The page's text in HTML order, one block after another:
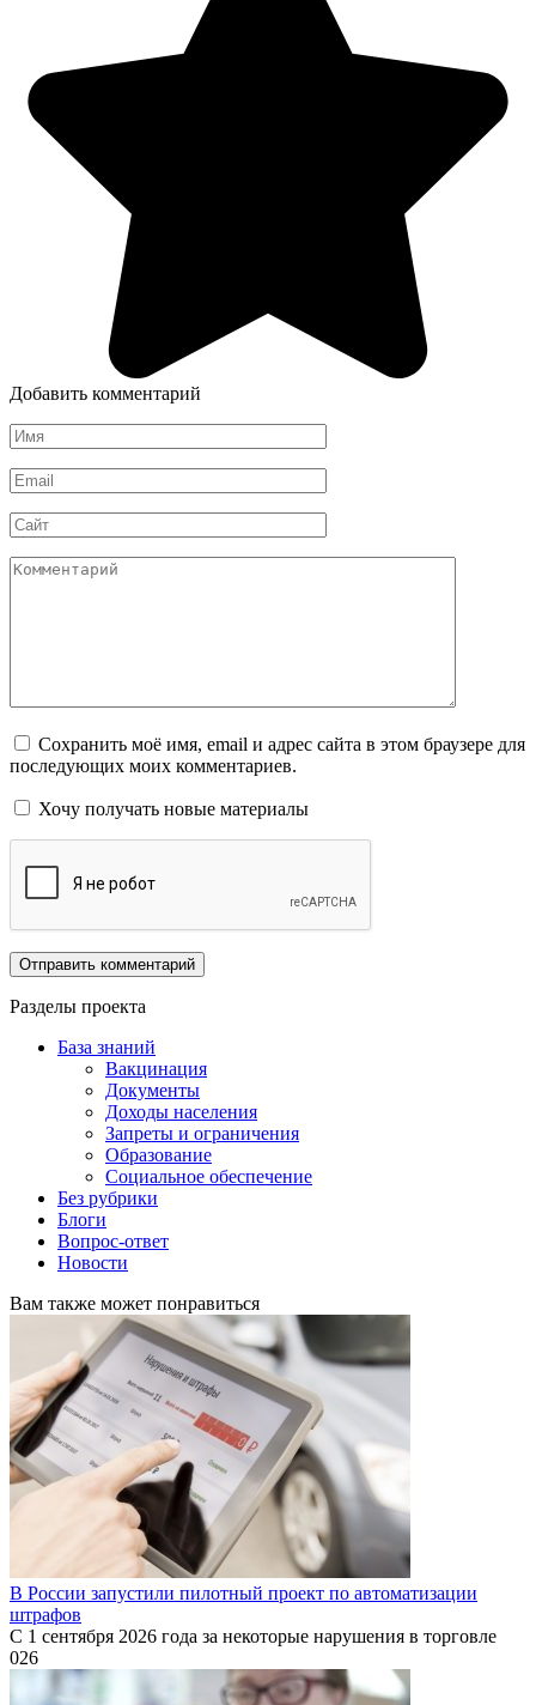
Добавить комментарий
Имя
*
Email
*
Сайт
Комментарий
Сохранить моё имя, email и адрес сайта в этом браузере для
последующих моих комментариев.
Хочу получать новые материалы
Разделы проекта
База знаний
Вакцинация
Документы
Доходы населения
Запреты и ограничения
Образование
Социальное обеспечение
Без рубрики
Блоги
Вопрос-ответ
Новости
Вам также может понравиться
В России запустили пилотный проект по автоматизации
штрафов
С 1 сентября 2026 года за некоторые нарушения в торговле
026